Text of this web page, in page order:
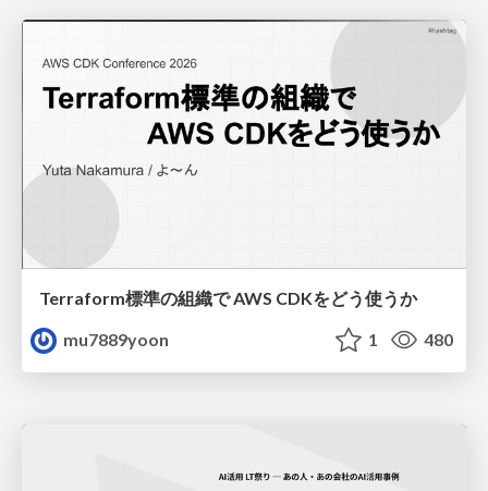
Terraform標準の組織で AWS CDKをどう使うか
mu7889yoon
1 480